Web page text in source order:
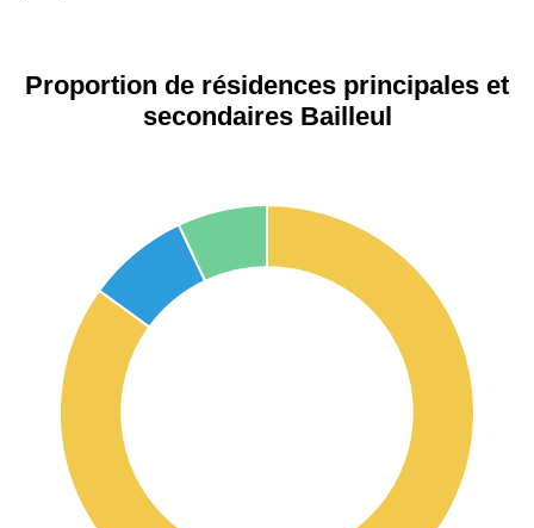
Proportion de résidences principales et
secondaires Bailleul